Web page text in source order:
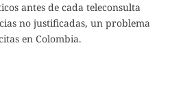
antes de cada teleconsulta
no justificadas, un problema
en Colombia.